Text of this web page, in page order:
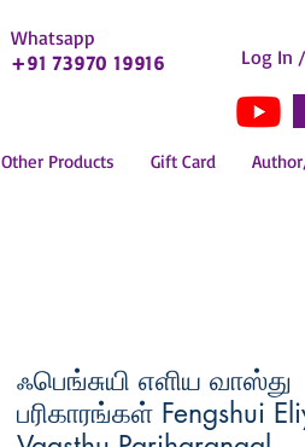
Whatsapp
+91 73970 19916
Log In
Other Products Gift Card
ஃபெங்சுயி எளிய வாஸ்து
பரிகாரங்கள் Fengshui